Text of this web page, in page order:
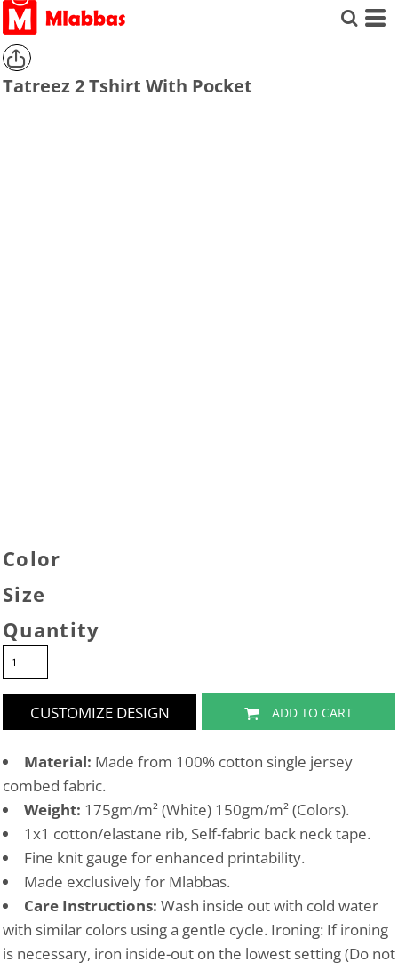
Tatreez 2 Tshirt With Pocket
Color
Size
Quantity
CUSTOMIZE DESIGN ADD TO CART
Material: Made from 100% cotton single jersey
combed fabric.
Weight: 175gm/m² (White) 150gm/m² (Colors).
1x1 cotton/elastane rib, Self-fabric back neck tape.
Fine knit gauge for enhanced printability.
Made exclusively for Mlabbas.
Care Instructions: Wash inside out with cold water
with similar colors using a gentle cycle. Ironing: If ironing
is necessary, iron inside-out on the lowest setting (Do not